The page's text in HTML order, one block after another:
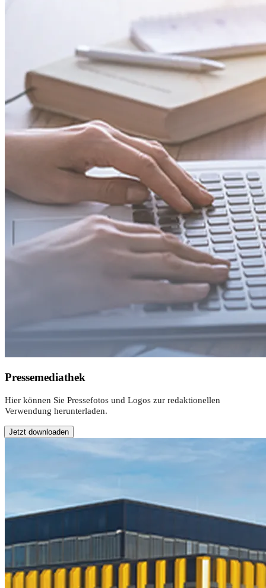
Pressemediathek
Hier können Sie Pressefotos und Logos zur redaktionellen
Verwendung herunterladen.
Jetzt downloaden